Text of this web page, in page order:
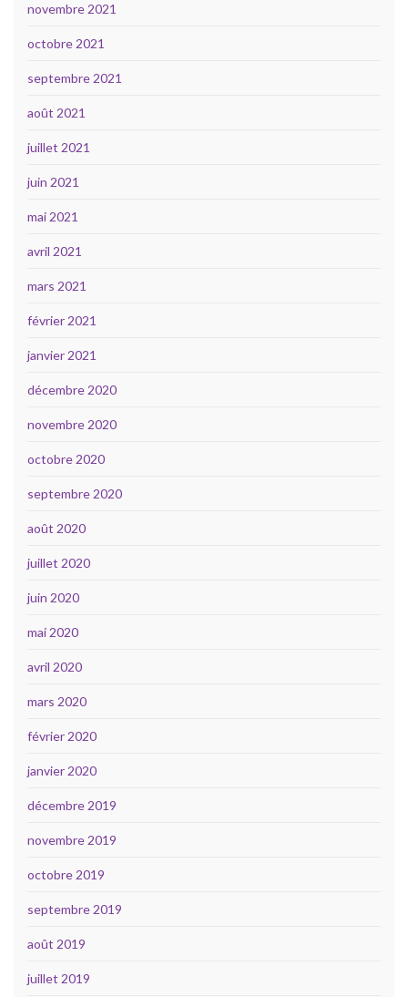
novembre 2021
octobre 2021
septembre 2021
août 2021
juillet 2021
juin 2021
mai 2021
avril 2021
mars 2021
février 2021
janvier 2021
décembre 2020
novembre 2020
octobre 2020
septembre 2020
août 2020
juillet 2020
juin 2020
mai 2020
avril 2020
mars 2020
février 2020
janvier 2020
décembre 2019
novembre 2019
octobre 2019
septembre 2019
août 2019
juillet 2019